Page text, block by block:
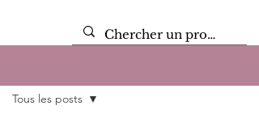
Tous les posts